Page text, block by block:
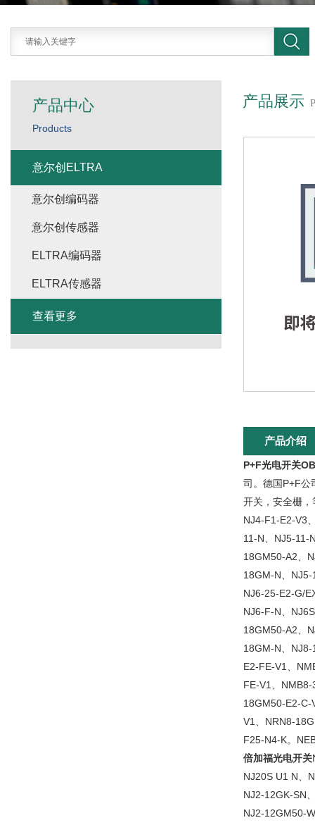
产品展示
产品介绍
P+F光电开关
司。德国P+F公
开关，安全栅
NJ4-F1-E2-V3
11-N、NJ5-11-
18GM50-A2、
18GM-N、
NJ6-25-E2-G/
NJ6-F-N、
18GM50-A2、
18GM-N、
E2-FE-V1、
FE-V1、
18GM50-E2-C-
V1、NRN8-
F25-N4-K。
倍加福光电开关
NJ20S U1 N、
NJ2-12GK-SN
NJ2-12GM50-
产品中心
Products
意尔创ELTRA
意尔创编码器
意尔创传感器
ELTRA编码器
ELTRA传感器
查看更多